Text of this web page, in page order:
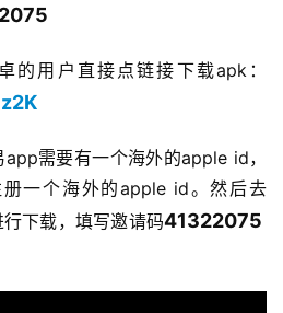
的用户直接点链接下载apk：
需要有一个海外的apple id，
一个海外的apple id。然后去
下载，填写邀请码41322075